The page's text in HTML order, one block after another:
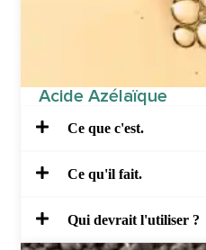
Acide Azélaïque
Ce que c'est.
Ce qu'il fait.
Qui devrait l'utiliser ?